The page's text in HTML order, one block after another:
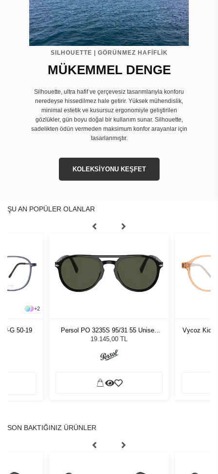
SILHOUETTE | GÖRÜNMEZ HAFİFLİK
MÜKEMMEL DENGE
Silhouette, ultra hafif ve çerçevesiz tasarımlarıyla konforu
neredeyse hissedilmez hale getirir. Yüksek mühendislik,
minimal estetik ve kusursuz ergonomiyle geliştirilen
gözlükler, gün boyu doğal bir kullanım sunar. Silhouette,
sadelikten ödün vermeden maksimum konfor arayanlar için
tasarlanmıştır.
KOLEKSİYONU KEŞFET
ŞU AN POPÜLER OLANLAR
+2
G 50-19
Persol PO 3235S 95/31 55 Unisex
Güneş Gözlüğü
19.145,00 TL
Vycoz Kids
SON BAKTIĞINIZ ÜRÜNLER